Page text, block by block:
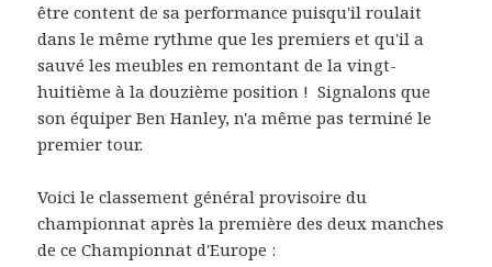
être content de sa performance puisqu'il roulait
dans le même rythme que les premiers et qu'il a
sauvé les meubles en remontant de la vingt-
huitième à la douzième position ! Signalons que
son équiper Ben Hanley, n'a même pas terminé le
premier tour.
Voici le classement général provisoire du
championnat après la première des deux manches
de ce Championnat d'Europe :